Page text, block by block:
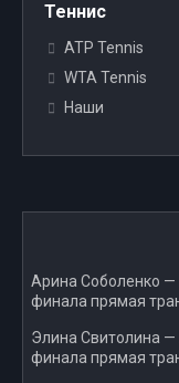
Теннис
ATP Tennis
WTA Tennis
Наши
Арина Соболенко —
финала прямая
Элина Свитолина
финала прямая